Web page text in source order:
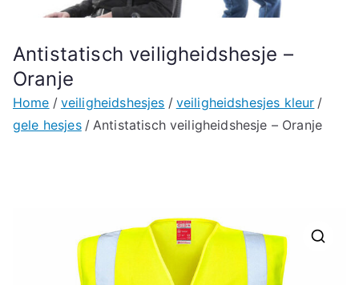
Antistatisch veiligheidshesje –
Oranje
Home veiligheidshesjes
veiligheidshesjes kleur
gele hesjes
Antistatisch veiligheidshesje – Oranje